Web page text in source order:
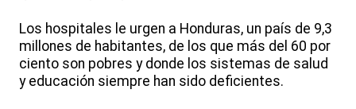
Los hospitales le urgen a Honduras, un país de 9,3
millones de habitantes, de los que más del 60 por
ciento son pobres y donde los sistemas de salud
y educación siempre han sido deficientes.